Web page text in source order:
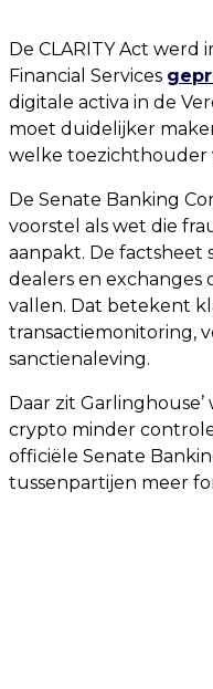
De CLARITY Act werd
Financial Services
digitale activa in de
moet duidelijker
welke toezichthouder
De Senate Banking
voorstel als wet die
aanpakt. De factsheet
dealers en exchanges
vallen. Dat betekent
transactiemonitoring,
sanctienaleving.
Daar zit
crypto minder
officiële Senate
tussenpartijen meer